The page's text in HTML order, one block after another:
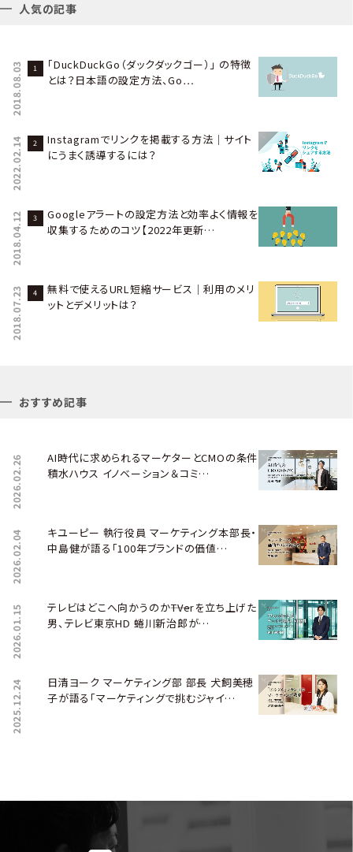
人気の記事
2018.08.03
「DuckDuckGo（ダックダックゴー）」 の特徴
とは？日本語の設定方法、Go…
2022.02.14
Instagramでリンクを掲載する方法｜サイト
にうまく誘導するには？
2018.04.12
Googleアラートの設定方法と効率よく情報を
収集するためのコツ【2022年更新…
2018.07.23
無料で使えるURL短縮サービス｜利用のメリ
ットとデメリットは？
おすすめ記事
2026.02.26
AI時代に求められるマーケターとCMOの条件――
積水ハウス イノベーション＆コミ…
2026.02.04
キユーピー 執行役員 マーケティング本部長・
中島健が語る「100年ブランドの価値…
2026.01.15
テレビはどこへ向かうのか――TVerを立ち上げた
男、テレビ東京HD 蜷川新治郎が…
2025.12.24
日清ヨーク マーケティング部 部長 犬飼美穂
子が語る「マーケティングで挑むジャイ…